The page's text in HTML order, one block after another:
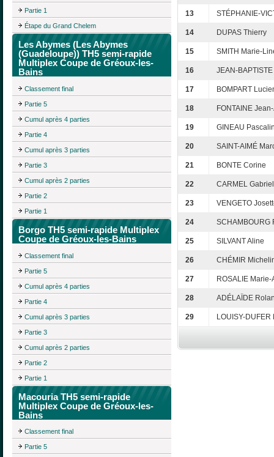
Partie 1
Étape du Grand Chelem
Les Abymes (Les Abymes
(Guadeloupe)) TH5 semi-rapide
Multiplex Coupe de Gréoux-les-
Bains
Classement final
Partie 5
Cumul après 4 parties
Partie 4
Cumul après 3 parties
Partie 3
Cumul après 2 parties
Partie 2
Partie 1
Borgo TH5 semi-rapide Multiplex
Coupe de Gréoux-les-Bains
Classement final
Partie 5
Cumul après 4 parties
Partie 4
Cumul après 3 parties
Partie 3
Cumul après 2 parties
Partie 2
Partie 1
Macouria TH5 semi-rapide
Multiplex Coupe de Gréoux-les-
Bains
Classement final
Partie 5
13 STÉPHANIE-
14 DUPAS Thierry
15 SMITH Marie-
16 JEAN-
17 BOMPART
18 FONTAINE
19 GINEAU
20 SAINT-AIMÉ
21 BONTE Corine
22 CARMEL
23 VENGETO
24 SCHAMBOURG
25 SILVANT Aline
26 CHÉMIR
27 ROSALIE Marie-
28 ADÉLAÏDE
29 LOUISY-DUFER